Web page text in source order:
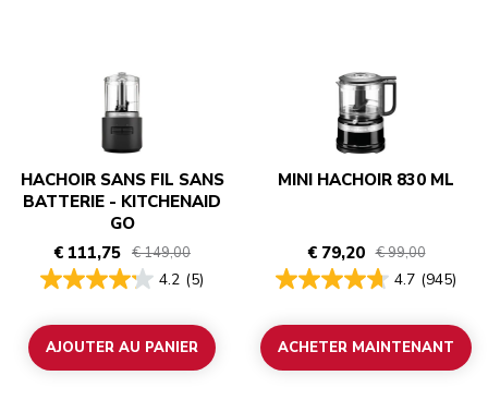
HACHOIR SANS FIL SANS
BATTERIE - KITCHENAID
GO
€ 111,75 € 149,00
4.2 (5)
AJOUTER AU PANIER
MINI HACHOIR 830 ML
€ 79,20 € 99,00
4.7 (945)
ACHETER MAINTENANT